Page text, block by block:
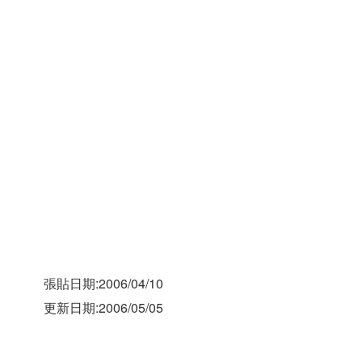
張貼日期:2006/04/10
更新日期:2006/05/05